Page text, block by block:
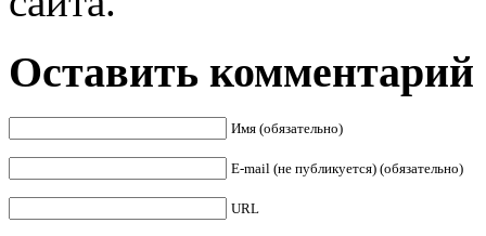
Оставить комментарий
Имя (обязательно)
E-mail (не публикуется) (обязательно)
URL